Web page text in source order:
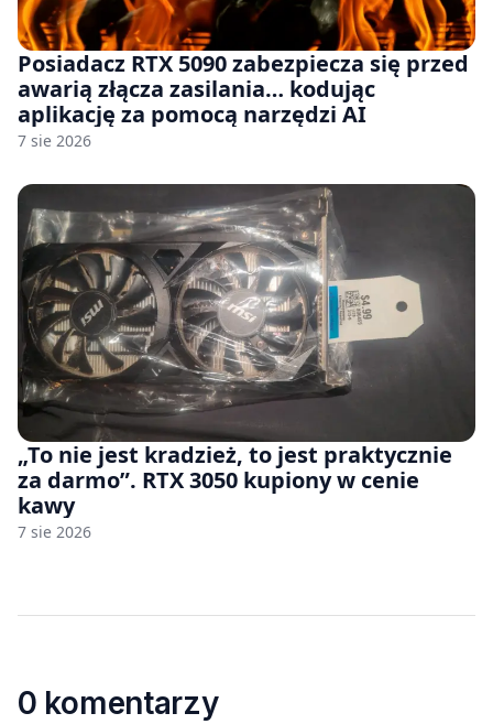
Posiadacz RTX 5090 zabezpiecza się przed
awarią złącza zasilania… kodując
aplikację za pomocą narzędzi AI
7 sie 2026
„To nie jest kradzież, to jest praktycznie
za darmo”. RTX 3050 kupiony w cenie
kawy
7 sie 2026
0 komentarzy